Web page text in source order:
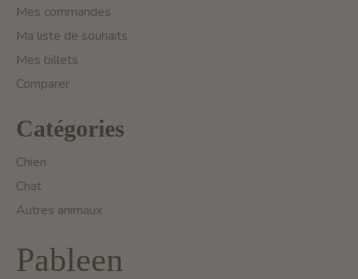
Mes commandes
Ma liste de souhaits
Mes billets
Comparer
Catégories
Chien
Chat
Autres animaux
Pableen